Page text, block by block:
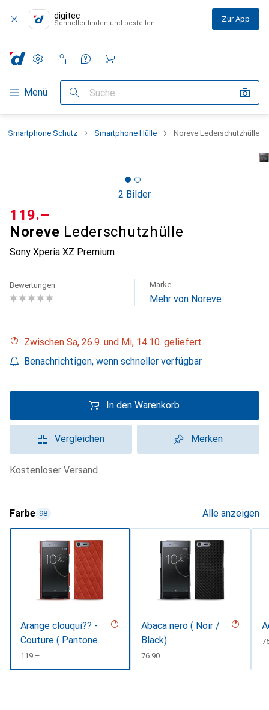
digitec
Schneller finden und bestellen Zur App
Navigation nach Kategorien
Menü Suche
Einstellungen
Kundenkonto
Vergleichslisten
Merklisten
Warenkorb
Smartphone Schutz Smartphone Hülle Noreve Lederschutzhülle
2 Bilder
Noreve Lederschutzhülle
Sony Xperia XZ Premium
CHF
119.–
Bewertungen Marke
Mehr von Noreve
Zwischen Sa, 26.9. und Mi, 14.10. geliefert
Benachrichtigen, wenn schneller verfügbar
In den Warenkorb
Vergleichen Merken
kostenloser Versand
Farbe 98 Alle anzeigen
Arange clouqui?? -
Couture ( Pantone
#D33108 )
CHF
119.–
Abaca nero ( Noir /
Black)
CHF
76.90